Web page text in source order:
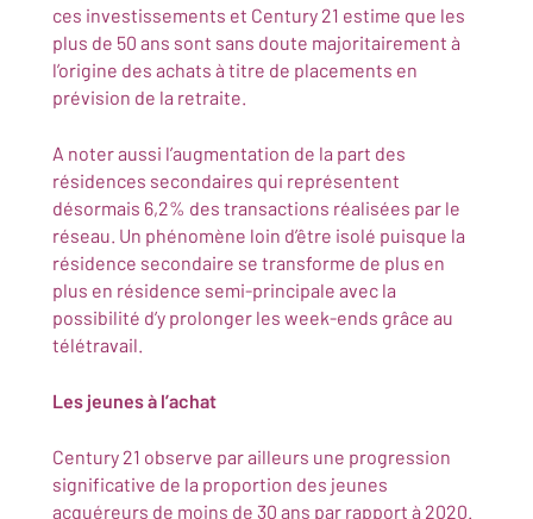
ces investissements et Century 21 estime que les
plus de 50 ans sont sans doute majoritairement à
l’origine des achats à titre de placements en
prévision de la retraite.
A noter aussi l’augmentation de la part des
résidences secondaires qui représentent
désormais 6,2% des transactions réalisées par le
réseau. Un phénomène loin d’être isolé puisque la
résidence secondaire se transforme de plus en
plus en résidence semi-principale avec la
possibilité d’y prolonger les week-ends grâce au
télétravail.
Les jeunes à l’achat
Century 21 observe par ailleurs une progression
significative de la proportion des jeunes
acquéreurs de moins de 30 ans par rapport à 2020.